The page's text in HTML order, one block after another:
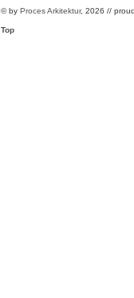
© by Proces Arkitektur, 2026 //
Top